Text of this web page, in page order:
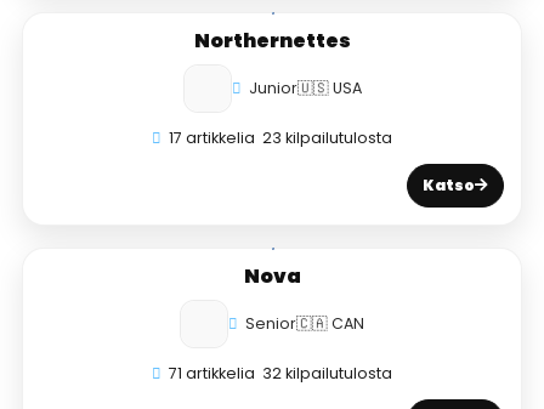
Northernettes
Junior🇺🇸 USA
17 artikkelia 23 kilpailutulosta
Katso
Nova
Senior🇨🇦 CAN
71 artikkelia 32 kilpailutulosta